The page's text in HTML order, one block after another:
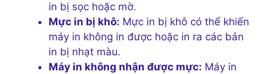
in bị sọc hoặc mờ.
Mực in bị khô: Mực in bị khô có thể khiến
máy in không in được hoặc in ra các bản
in bị nhạt màu.
Máy in không nhận được mực: Máy in